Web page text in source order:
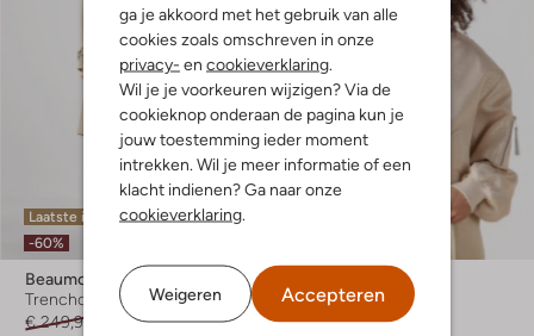
ga je akkoord met het gebruik van alle
cookies zoals omschreven in onze
privacy- en cookieverklaring.
Wil je je voorkeuren wijzigen? Via de
cookieknop onderaan de pagina kun je
jouw toestemming ieder moment
intrekken. Wil je meer informatie of een
klacht indienen? Ga naar onze
cookieverklaring.
Weigeren Accepteren
Laatste item
-60%
Beaumont
Trenchcoats
€ 249,99
€ 99,99
Jack
€ 199,99 € 79,99